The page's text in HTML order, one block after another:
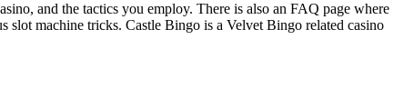
and the tactics you employ. There is also an FAQ page where
slot machine tricks. Castle Bingo is a Velvet Bingo related casino